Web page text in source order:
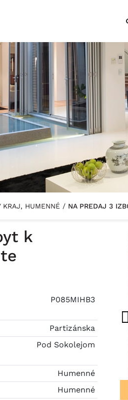
KRAJ, HUMENNÉ / NA PREDAJ 3
k
P085MIHB3
Partizánska
Pod Sokolejom
Humenné
Humenné